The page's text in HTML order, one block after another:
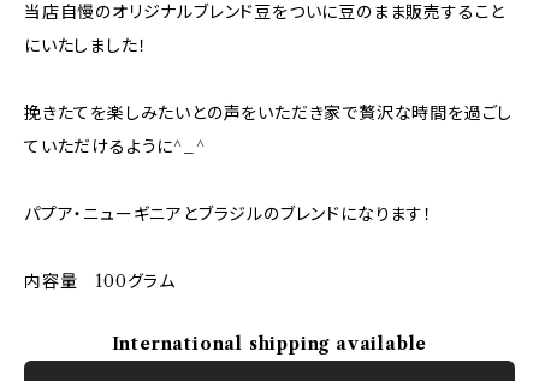
当店自慢のオリジナルブレンド豆をついに豆のまま販売すること
にいたしました！
挽きたてを楽しみたいとの声をいただき家で贅沢な時間を過ごし
ていただけるように^_^
パプア・ニューギニアとブラジルのブレンドになります！
内容量 100グラム
International shipping available